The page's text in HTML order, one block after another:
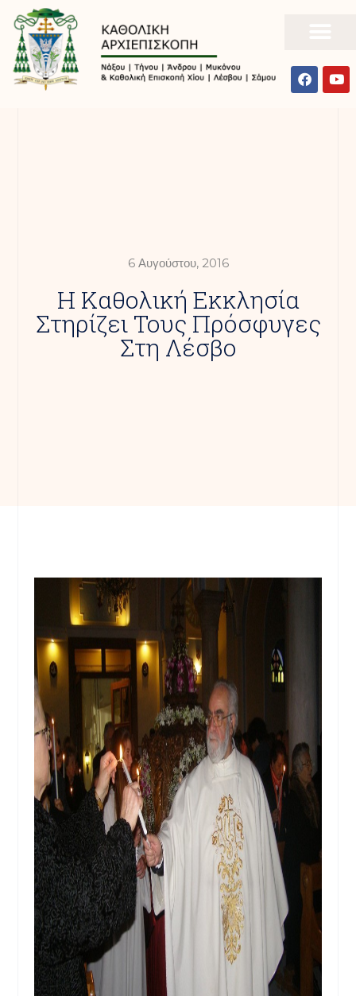
6 Αυγούστου, 2016
Η Καθολική Εκκλησία
Στηρίζει Τους Πρόσφυγες
Στη Λέσβο